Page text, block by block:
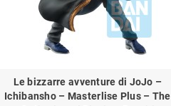
Le bizzarre avventure di JoJo –
Ichibansho – Masterlise Plus – The